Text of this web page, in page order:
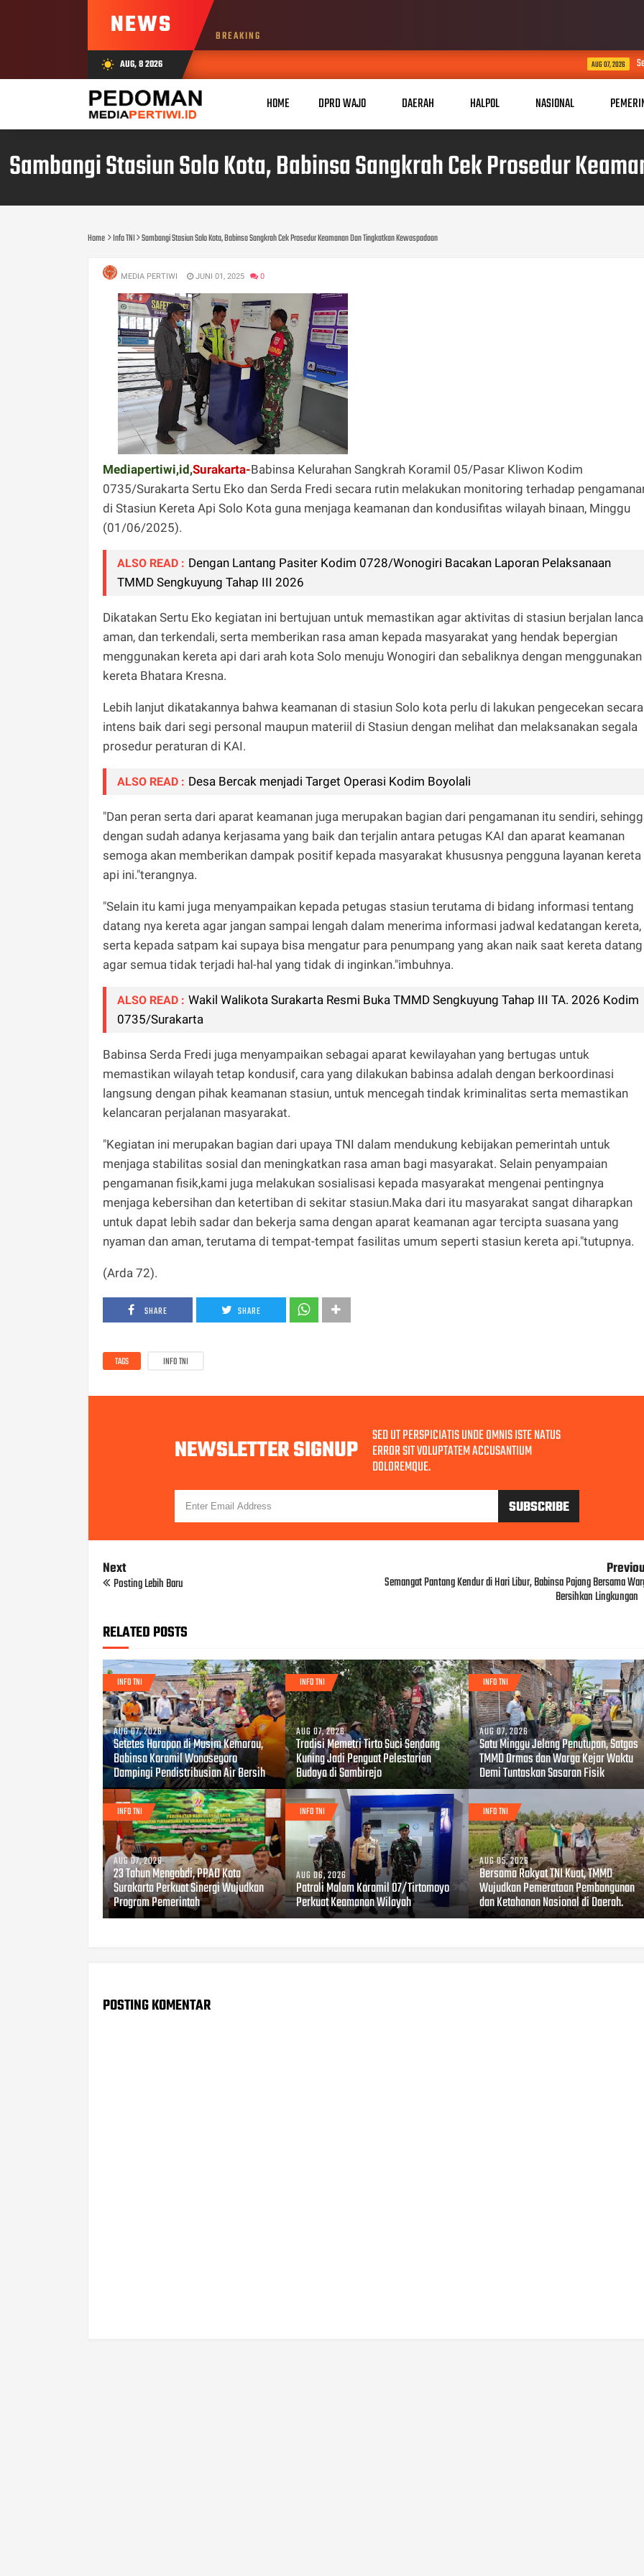
NEWS BREAKING
wb_sunny AUG, 8 2026 Setetes Harapan di
HOME DPRD WAJO DAERAH HALPOL NASIONAL
Sambangi Stasiun Solo Kota, Babinsa Sangkrah Cek Prosedur
Home Info TNI Sambangi Stasiun Solo Kota, Babinsa Sangkrah Cek Prosedur Keamanan Dan Tingkatkan Kewaspadaan
MEDIA PERTIWI JUNI 01, 2025 0
Mediapertiwi,id,Surakarta-Babinsa Kelurahan Sangkrah Koramil 05/Pasar Kliwon Kodim
0735/Surakarta Sertu Eko dan Serda Fredi secara rutin melakukan monitoring terhadap
di Stasiun Kereta Api Solo Kota guna menjaga keamanan dan kondusifitas wilayah binaan, Minggu
(01/06/2025).
ALSO READ : Dengan Lantang Pasiter Kodim 0728/Wonogiri Bacakan Laporan Pelaksanaan
TMMD Sengkuyung Tahap III 2026
Dikatakan Sertu Eko kegiatan ini bertujuan untuk memastikan agar aktivitas di stasiun berjalan
aman, dan terkendali, serta memberikan rasa aman kepada masyarakat yang hendak bepergian
menggunakan kereta api dari arah kota Solo menuju Wonogiri dan sebaliknya dengan menggunakan
kereta Bhatara Kresna.
Lebih lanjut dikatakannya bahwa keamanan di stasiun Solo kota perlu di lakukan pengecekan secara
intens baik dari segi personal maupun materiil di Stasiun dengan melihat dan melaksanakan segala
prosedur peraturan di KAI.
ALSO READ : Desa Bercak menjadi Target Operasi Kodim Boyolali
"Dan peran serta dari aparat keamanan juga merupakan bagian dari pengamanan itu sendiri,
dengan sudah adanya kerjasama yang baik dan terjalin antara petugas KAI dan aparat keamanan
semoga akan memberikan dampak positif kepada masyarakat khususnya pengguna layanan kereta
api ini."terangnya.
"Selain itu kami juga menyampaikan kepada petugas stasiun terutama di bidang informasi tentang
datang nya kereta agar jangan sampai lengah dalam menerima informasi jadwal kedatangan kereta,
serta kepada satpam kai supaya bisa mengatur para penumpang yang akan naik saat kereta datang
agar semua tidak terjadi hal-hal yang tidak di inginkan."imbuhnya.
ALSO READ : Wakil Walikota Surakarta Resmi Buka TMMD Sengkuyung Tahap III TA. 2026 Kodim
0735/Surakarta
Babinsa Serda Fredi juga menyampaikan sebagai aparat kewilayahan yang bertugas untuk
memastikan wilayah tetap kondusif, cara yang dilakukan babinsa adalah dengan berkoordinasi
langsung dengan pihak keamanan stasiun, untuk mencegah tindak kriminalitas serta memastikan
kelancaran perjalanan masyarakat.
"Kegiatan ini merupakan bagian dari upaya TNI dalam mendukung kebijakan pemerintah untuk
menjaga stabilitas sosial dan meningkatkan rasa aman bagi masyarakat. Selain penyampaian
pengamanan fisik,kami juga melakukan sosialisasi kepada masyarakat mengenai pentingnya
menjaga kebersihan dan ketertiban di sekitar stasiun.Maka dari itu masyarakat sangat diharapkan
untuk dapat lebih sadar dan bekerja sama dengan aparat keamanan agar tercipta suasana yang
nyaman dan aman, terutama di tempat-tempat fasilitas umum seperti stasiun kereta api."tutupnya.
(Arda 72).
SHARE SHARE
TAGS INFO TNI
NEWSLETTER SIGNUP SED UT PERSPICIATIS UNDE OMNIS ISTE NATUS
ERROR SIT VOLUPTATEM ACCUSANTIUM
DOLOREMQUE.
Next
Posting Lebih Baru Semangat Pantang Kendur di Hari Libur, Babinsa Pajang Bersama
Bersihkan Lingkungan
RELATED POSTS
INFO TNI
AUG 07, 2026
Setetes Harapan di Musim Kemarau,
Babinsa Koramil Wonosegoro
Dampingi Pendistribusian Air Bersih
INFO TNI
AUG 07, 2026
Tradisi Memetri Tirto Suci Sendang
Kuning Jadi Penguat Pelestarian
Budaya di Sambirejo
INFO TNI
AUG 07, 2026
Satu Minggu Jelang Penutupan, Satgas
TMMD Ormas dan Warga Kejar Waktu
Demi Tuntaskan Sasaran Fisik
INFO TNI
AUG 07, 2026
23 Tahun Mengabdi, PPAD Kota
Surakarta Perkuat Sinergi Wujudkan
Program Pemerintah
INFO TNI
AUG 06, 2026
Patroli Malam Koramil 07/Tirtomoyo
Perkuat Keamanan Wilayah
INFO TNI
AUG 05, 2026
Bersama Rakyat TNI Kuat, TMMD
Wujudkan Pemerataan Pembangunan
dan Ketahanan Nasional di Daerah.
POSTING KOMENTAR